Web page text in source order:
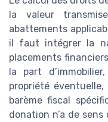
la valeur
abattements
il faut intégrer la
placements
la part
propriété
barème fiscal
donation n’a de